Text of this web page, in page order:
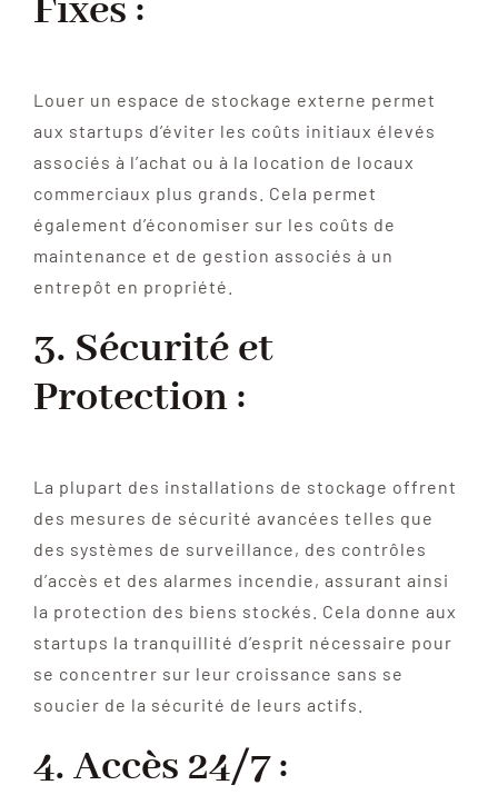
Fixes :
Louer un espace de stockage externe permet
aux startups d’éviter les coûts initiaux élevés
associés à l’achat ou à la location de locaux
commerciaux plus grands. Cela permet
également d’économiser sur les coûts de
maintenance et de gestion associés à un
entrepôt en propriété.
3. Sécurité et
Protection :
La plupart des installations de stockage offrent
des mesures de sécurité avancées telles que
des systèmes de surveillance, des contrôles
d’accès et des alarmes incendie, assurant ainsi
la protection des biens stockés. Cela donne aux
startups la tranquillité d’esprit nécessaire pour
se concentrer sur leur croissance sans se
soucier de la sécurité de leurs actifs.
4. Accès 24/7 :